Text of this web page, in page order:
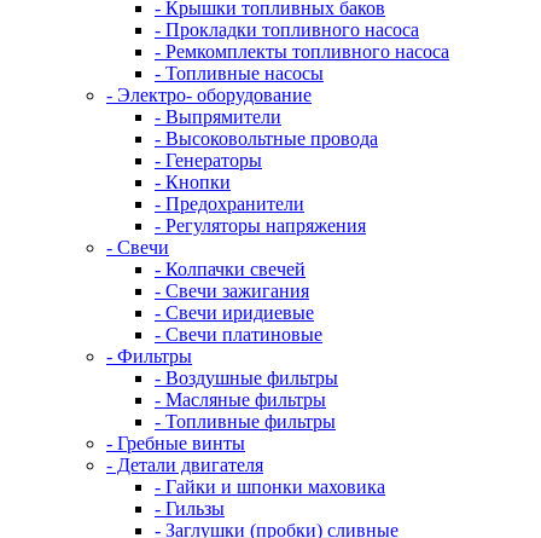
- Крышки топливных баков
- Прокладки топливного насоса
- Ремкомплекты топливного насоса
- Топливные насосы
- Электро- оборудование
- Выпрямители
- Высоковольтные провода
- Генераторы
- Кнопки
- Предохранители
- Регуляторы напряжения
- Свечи
- Колпачки свечей
- Свечи зажигания
- Свечи иридиевые
- Свечи платиновые
- Фильтры
- Воздушные фильтры
- Масляные фильтры
- Топливные фильтры
- Гребные винты
- Детали двигателя
- Гайки и шпонки маховика
- Гильзы
- Заглушки (пробки) сливные